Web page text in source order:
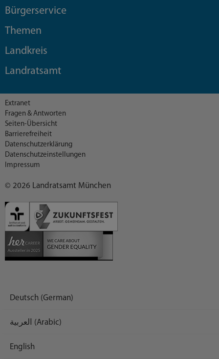
Bürgerservice
Themen
Landkreis
Landratsamt
© 2026 Landratsamt München
Extranet
Fragen & Antworten
Seiten-Übersicht
Barrierefreiheit
Datenschutzerklärung
Datenschutzeinstellungen
Impressum
Deutsch (German)
العربية (Arabic)
English